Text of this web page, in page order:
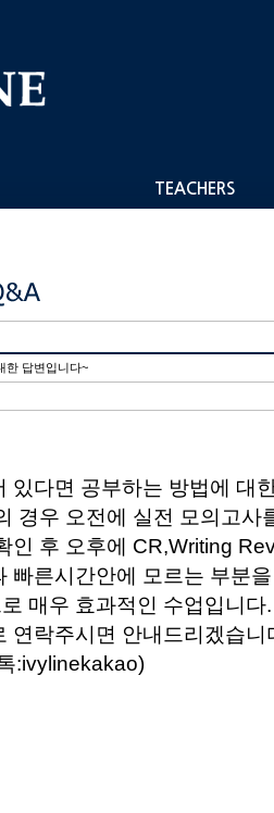
TEACHERS
한 답변입니다~
있다면 공부하는 방법에 대
경우 오전에 실전 모의고사
인 후 오후에 CR,Writing
빠른시간안에 모르는 부분
매우 효과적인 수업입니다.
연락주시면 안내드리겠습니
:ivylinekakao)